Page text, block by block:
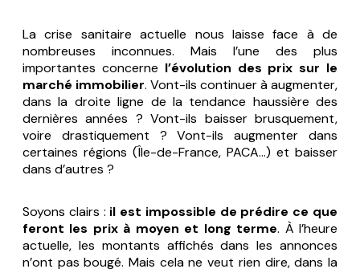
La crise sanitaire actuelle nous laisse face à de
nombreuses inconnues. Mais l’une des plus
importantes concerne l’évolution des prix sur le
marché immobilier. Vont-ils continuer à augmenter,
dans la droite ligne de la tendance haussière des
dernières années ? Vont-ils baisser brusquement,
voire drastiquement ? Vont-ils augmenter dans
certaines régions (Île-de-France, PACA…) et baisser
dans d’autres ?
Soyons clairs : il est impossible de prédire ce que
feront les prix à moyen et long terme. À l’heure
actuelle, les montants affichés dans les annonces
n’ont pas bougé. Mais cela ne veut rien dire, dans la